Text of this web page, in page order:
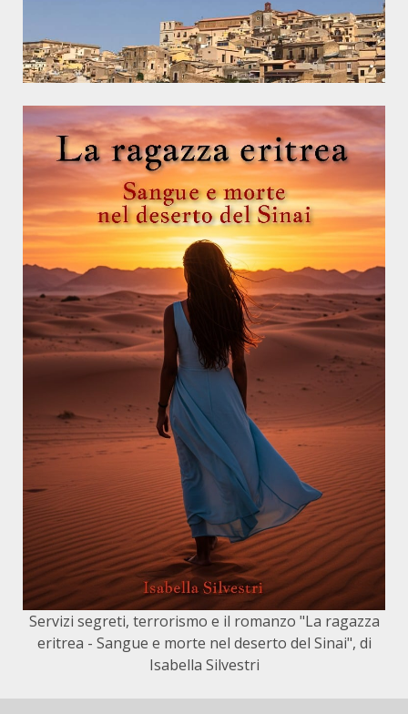
Servizi segreti, terrorismo e il romanzo "La ragazza
eritrea - Sangue e morte nel deserto del Sinai", di
Isabella Silvestri